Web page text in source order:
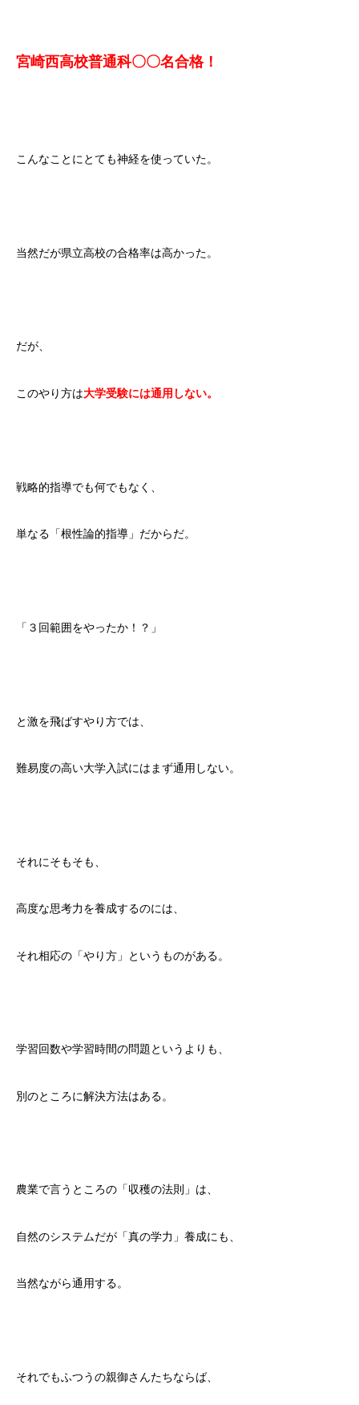
宮崎西高校普通科〇〇名合格！
こんなことにとても神経を使っていた。
当然だが県立高校の合格率は高かった。
だが、
このやり方は大学受験には通用しない。
戦略的指導でも何でもなく、
単なる「根性論的指導」だからだ。
「３回範囲をやったか！？」
と激を飛ばすやり方では、
難易度の高い大学入試にはまず通用しない。
それにそもそも、
高度な思考力を養成するのには、
それ相応の「やり方」というものがある。
学習回数や学習時間の問題というよりも、
別のところに解決方法はある。
農業で言うところの「収穫の法則」は、
自然のシステムだが「真の学力」養成にも、
当然ながら通用する。
それでもふつうの親御さんたちならば、